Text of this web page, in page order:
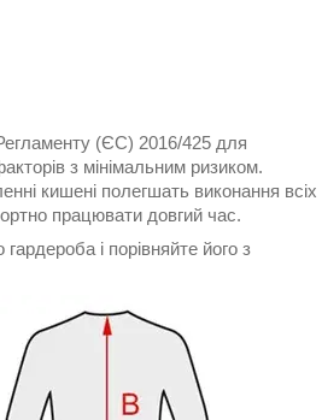
(ЄС) 2016/425 для
з мінімальним ризиком.
кишені полегшать виконання всіх
працювати довгий час.
і порівняйте його з